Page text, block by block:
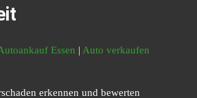
Essen | Auto verkaufen
erkennen und bewerten